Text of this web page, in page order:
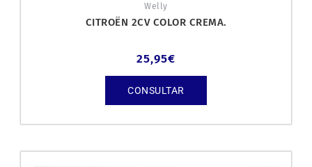
Welly
CITROËN 2CV COLOR CREMA.
25,95€
CONSULTAR